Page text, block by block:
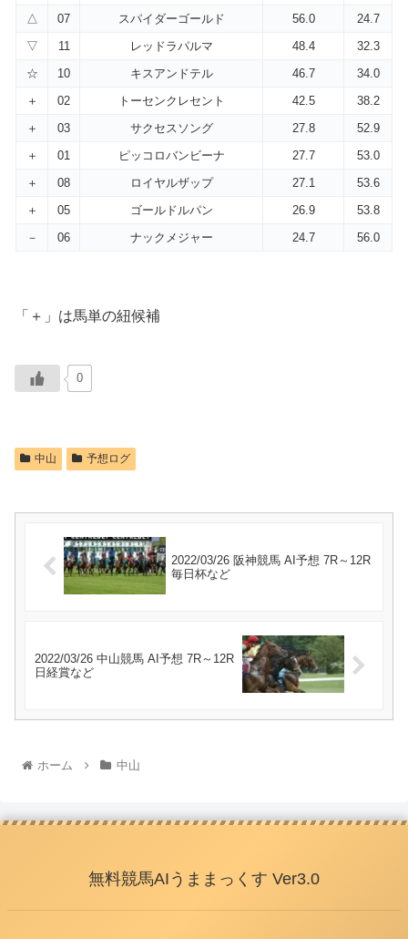
△
07 スパイダーゴールド 56.0
24.7
▽
11 レッドラパルマ 48.4
32.3
☆
10 キスアンドテル 46.7
34.0
＋
02 トーセンクレセント 42.5
38.2
＋
03 サクセスソング 27.8
52.9
＋
01 ピッコロバンビーナ 27.7
53.0
＋
08 ロイヤルザップ 27.1
53.6
＋
05 ゴールドルパン 26.9
53.8
－
06 ナックメジャー 24.7 56.0
「＋」は馬単の紐候補
0
中山 予想ログ
2022/03/26 阪神競馬 AI予想 7R～12R
毎日杯など
2022/03/26 中山競馬 AI予想 7R～12R
日経賞など
ホーム 中山
無料競馬AIうままっくす Ver3.0